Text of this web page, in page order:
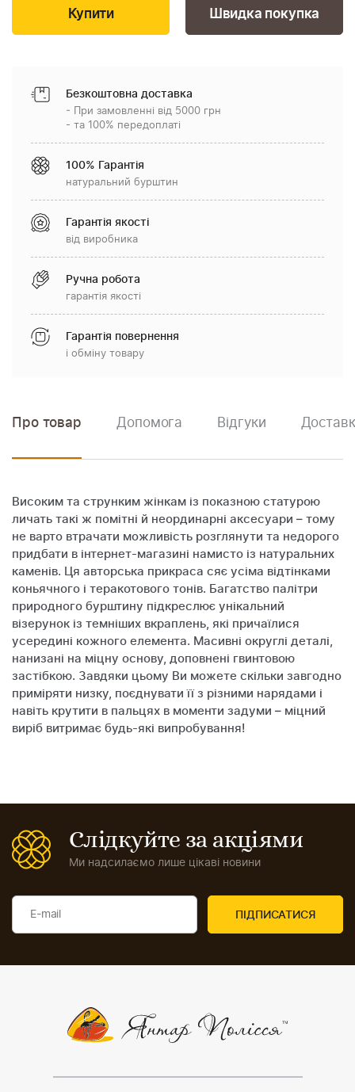
Швидка покупка
Безкоштовна доставка
- При замовленні від 5000 грн
- та 100% передоплаті
100% Гарантія
натуральний бурштин
Гарантія якості
від виробника
Ручна робота
гарантія якості
Гарантія повернення
і обміну товару
Про товар Допомога Відгуки
Високим та струнким жінкам із показною статурою
личать такі ж помітні й неординарні аксесуари – тому
не варто втрачати можливість розглянути та недорого
придбати в інтернет-магазині намисто із натуральних
каменів. Ця авторська прикраса сяє усіма відтінками
коньячного і теракотового тонів. Багатство палітри
природного бурштину підкреслює унікальний
візерунок із темніших вкраплень, які причаїлися
усередині кожного елемента. Масивні округлі деталі,
нанизані на міцну основу, доповнені гвинтовою
застібкою. Завдяки цьому Ви можете скільки завгодно
приміряти низку, поєднувати її з різними нарядами і
навіть крутити в пальцях в моменти задуми – міцний
виріб витримає будь-які випробування!
Слідкуйте за акціями
Ми надсилаємо лише цікаві новини